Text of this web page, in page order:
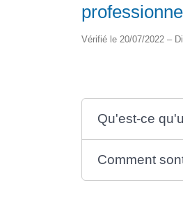
Vérifié le 20/07/2022 –
Qu'est-ce
Comment